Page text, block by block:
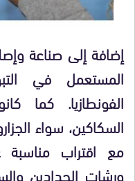
إضافة إلى صناعة
المستعمل في
الفونطازيا. كما
السكاكين، سواء
مع اقتراب مناسبة
ورشات الحدادين